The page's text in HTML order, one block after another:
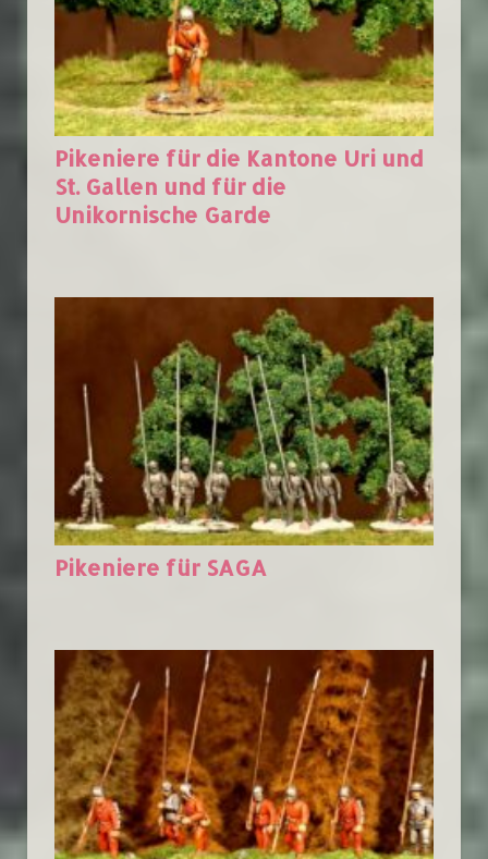
Pikeniere für die Kantone Uri und
St. Gallen und für die
Unikornische Garde
Pikeniere für SAGA